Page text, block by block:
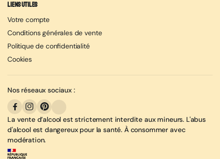
Liens utiles
Votre compte
Conditions générales de vente
Politique de confidentialité
Cookies
Nos réseaux sociaux :
La vente d’alcool est strictement interdite aux mineurs. L'abus
d'alcool est dangereux pour la santé. À consommer avec
modération.